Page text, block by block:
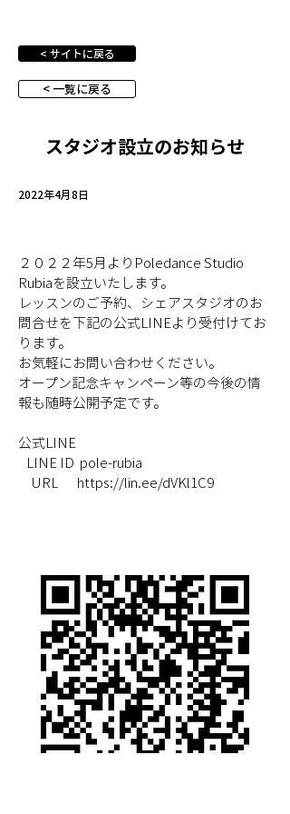
< サイトに戻る
< 一覧に戻る
スタジオ設立のお知らせ
2022年4月8日
２０２２年5月よりPoledance Studio
Rubiaを設立いたします。
レッスンのご予約、シェアスタジオのお
問合せを下記の公式LINEより受付けてお
ります。
お気軽にお問い合わせください。
オープン記念キャンペーン等の今後の情
報も随時公開予定です。
公式LINE
   LINE ID  pole-rubia
URL       https://lin.ee/dVKl1C9